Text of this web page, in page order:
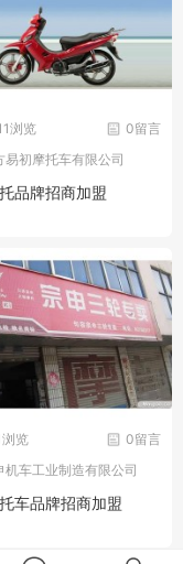
0留言
浏览
易初摩托车有限公司
品牌招商加盟
0留言
览
机车工业制造有限公司
车品牌招商加盟